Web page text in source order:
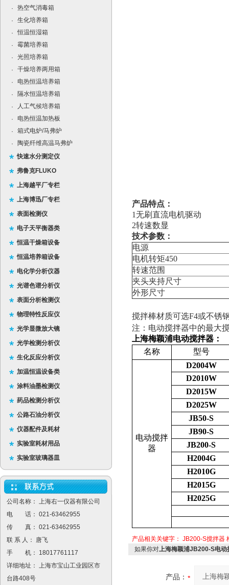
·
热空气消毒箱
·
生化培养箱
·
恒温恒湿箱
·
霉菌培养箱
·
光照培养箱
·
干燥培养两用箱
·
电热恒温培养箱
·
隔水恒温培养箱
·
人工气候培养箱
·
电热恒温加热板
·
箱式电炉/马弗炉
·
陶瓷纤维高温马弗炉
快速水分测定仪
弗鲁克FLUKO
上海越平厂专栏
上海博迅厂专栏
表面检测仪
电子天平衡器类
恒温干燥箱设备
恒温培养箱设备
电化学分析仪器
光谱色谱分析仪
表面分析检测仪
物理特性反应仪
光学显微放大镜
光学检测分析仪
生化反应分析仪
加温恒温设备类
涂料油墨检测仪
药品检测分析仪
公路石油分析仪
仪器配件及耗材
实验室耗材用品
实验室玻璃器皿
公司名称： 上海右一仪器有限公司
电 话： 021-63462955
传 真： 021-63462955
联 系 人： 唐飞
手 机： 18017761117
详细地址： 上海市宝山工业园区市
台路408号
产品特点：
1无刷直流电机驱动
2转速数显
技术参数：
电源
电机转矩450
转速范围
夹头夹持尺寸
外形尺寸
搅拌棒材质可选F4或不锈
注：电动搅拌器中的最大
上海梅颖浦电动搅拌器：
名称
型号
电动搅拌
器
D2004W
D2010W
D2015W
D2025W
JB50-S
JB90-S
JB200-S
H2004G
H2010G
H2015G
H2025G
产品相关关键字： JB200-S搅拌器
如果你对上海梅颖浦JB200-S电动
产品：